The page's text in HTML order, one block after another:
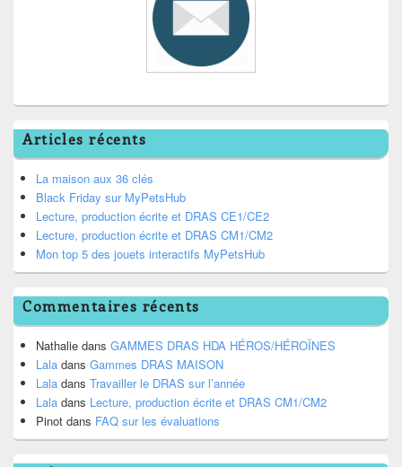
Articles récents
La maison aux 36 clés
Black Friday sur MyPetsHub
Lecture, production écrite et DRAS CE1/CE2
Lecture, production écrite et DRAS CM1/CM2
Mon top 5 des jouets interactifs MyPetsHub
Commentaires récents
Nathalie dans GAMMES DRAS HDA HÉROS/HÉROÏNES
Lala dans Gammes DRAS MAISON
Lala dans Travailler le DRAS sur l’année
Lala dans Lecture, production écrite et DRAS CM1/CM2
Pinot dans FAQ sur les évaluations